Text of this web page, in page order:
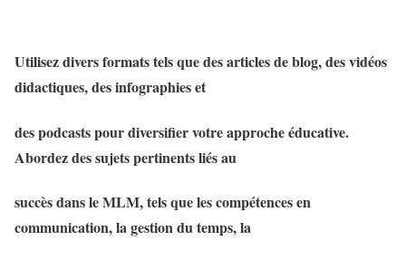
Utilisez divers formats tels que des articles de blog, des vidéos
didactiques, des infographies et
des podcasts pour diversifier votre approche éducative.
Abordez des sujets pertinents liés au
succès dans le MLM, tels que les compétences en
communication, la gestion du temps, la